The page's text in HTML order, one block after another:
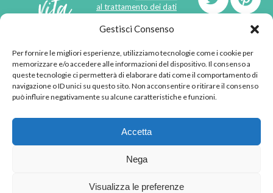
Gestisci Consenso
Per fornire le migliori esperienze, utilizziamo tecnologie come i cookie per
memorizzare e/o accedere alle informazioni del dispositivo. Il consenso a
queste tecnologie ci permetterà di elaborare dati come il comportamento di
navigazione o ID unici su questo sito. Non acconsentire o ritirare il consenso
può influire negativamente su alcune caratteristiche e funzioni.
Accetta
Nega
Visualizza le preferenze
di
emozioni
P.IVA 02592570036 -
al trattamento dei dati
born inMaMaStudiOs